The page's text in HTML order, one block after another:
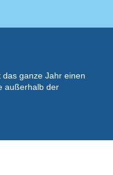
ganze Jahr einen
außerhalb der